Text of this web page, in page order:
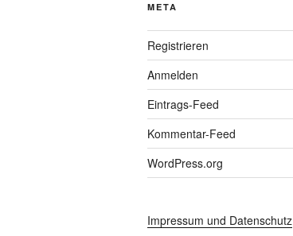
META
Registrieren
Anmelden
Eintrags-Feed
Kommentar-Feed
WordPress.org
Impressum und Datenschutz